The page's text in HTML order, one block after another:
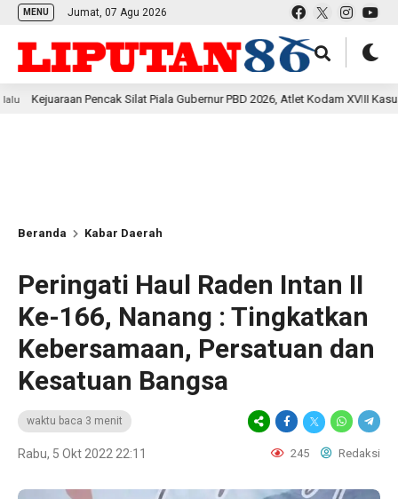
MENU Jumat, 07 Agu 2026
Pencak Silat Piala Gubernur PBD 2026, Atlet Kodam XVIII Kasuari Torehkan
Beranda Kabar Daerah
Peringati Haul Raden Intan II
Ke-166, Nanang : Tingkatkan
Kebersamaan, Persatuan dan
Kesatuan Bangsa
waktu baca 3 menit
Rabu, 5 Okt 2022 22:11 245 Redaksi